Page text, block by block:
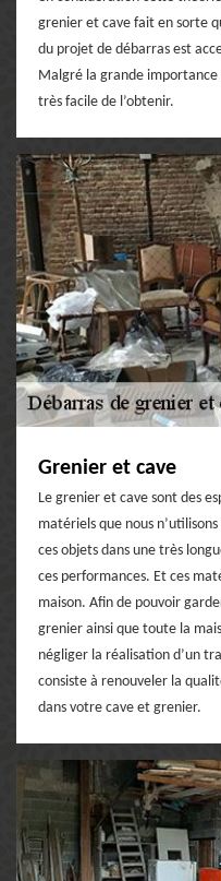
grenier et cave fait en sorte
du projet de débarras est
Malgré la grande
très facile de l’obtenir.
Grenier et cave
Le grenier et cave sont des
matériels que nous
ces objets dans une très
ces performances. Et ces
maison. Afin de pouvoir
grenier ainsi que toute la
négliger la réalisation d’un
consiste à renouveler la
dans votre cave et grenier.